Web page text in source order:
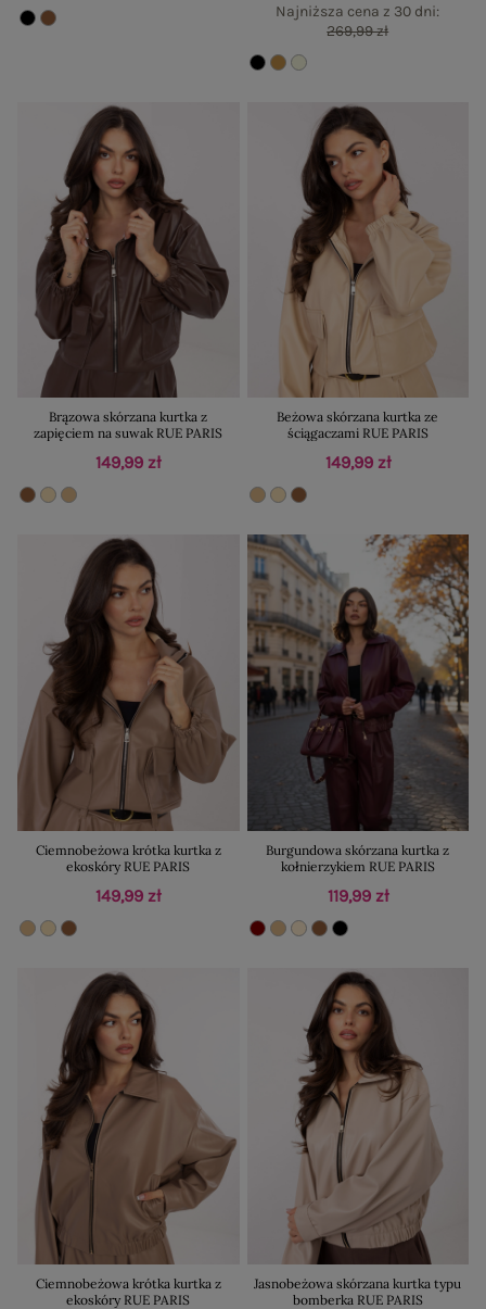
Najniższa cena z 30 dni:
269,99 zł
Brązowa skórzana kurtka z
zapięciem na suwak RUE PARIS
149,99 zł
Beżowa skórzana kurtka ze
ściągaczami RUE PARIS
149,99 zł
Ciemnobeżowa krótka kurtka z
ekoskóry RUE PARIS
149,99 zł
Burgundowa skórzana kurtka z
kołnierzykiem RUE PARIS
119,99 zł
Ciemnobeżowa krótka kurtka z
ekoskóry RUE PARIS
Jasnobeżowa skórzana kurtka typu
bomberka RUE PARIS